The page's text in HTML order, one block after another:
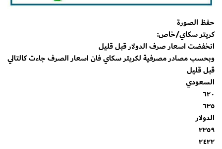
حفظ الصورة
كريتر سكاي/خاص:
انخفضت اسعار صرف الدولار قبل قليل
وبحسب مصادر مصرفية لكريتر سكاي فان اسعار الصرف جاءت كالتالي
قبل قليل
السعودي
٦٢٠
٦٣٥
الدولار
٢٣٥٩
٢٤٢٢